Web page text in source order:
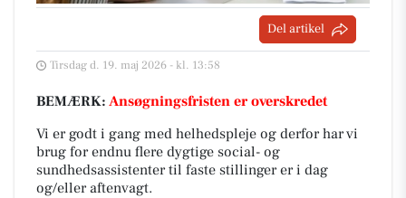
Del artikel
Tirsdag d. 19. maj 2026 - kl. 13:58
BEMÆRK: Ansøgningsfristen er overskredet
Vi er godt i gang med helhedspleje og derfor har vi
brug for endnu flere dygtige social- og
sundhedsassistenter til faste stillinger er i dag
og/eller aftenvagt.